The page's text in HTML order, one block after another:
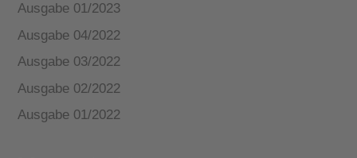
Ausgabe 01/2023
Ausgabe 04/2022
Ausgabe 03/2022
Ausgabe 02/2022
Ausgabe 01/2022